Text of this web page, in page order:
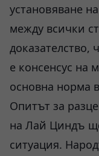
установяване
между всички
доказателство,
е консенсус на
основна норма
Опитът за
на Лай Циндъ
ситуация.